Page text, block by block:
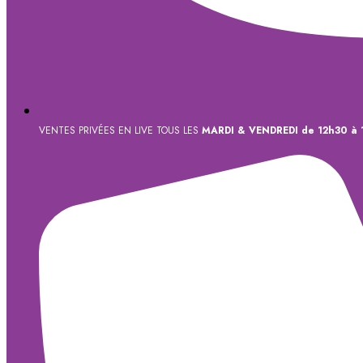
VENTES PRIVÉES EN LIVE TOUS LES MARDI & VENDREDI de 12h30 à